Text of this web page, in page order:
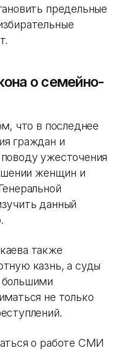
предельные
о семейно-
что в последнее
граждан и
ужесточения
женщин и
данный
также
казнь, а суды
не только
о работе СМИ